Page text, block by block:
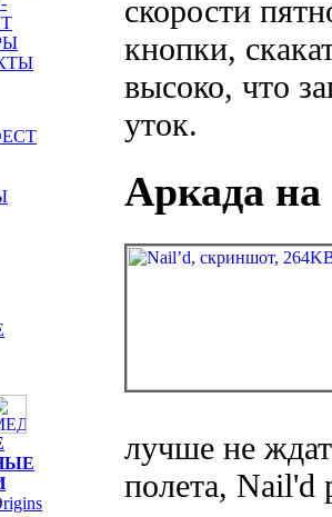
скорости
кнопки,
высоко, что
уток.
Аркада на
лучше не
полета, Nail'd